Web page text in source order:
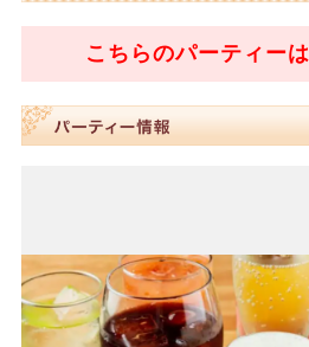
こちらのパーティーは